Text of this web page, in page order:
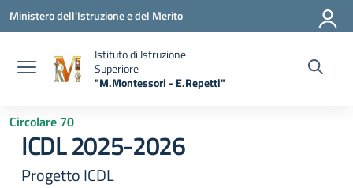
Vai ai contenuti
Vai al menu di navigazione
Vai al footer
Ministero dell'Istruzione e del Merito
Istituto di Istruzione
Superiore
"M.Montessori - E.Repetti"
Circolare 70
ICDL 2025-2026
Progetto ICDL